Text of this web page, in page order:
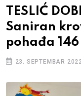
TESLIĆ
Saniran
pohađa
23. SEPTEMBAR